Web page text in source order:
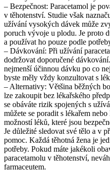
– Bezpečnost: Paracetamol je
v těhotenství. Studie však
užívání vysokých dávek může
poruch vývoje u plodu. Je proto
a používat ho pouze podle
– Dávkování: Při užívání
dodržovat doporučené
nejmenší účinnou dávku po co
byste měly vždy konzultovat s
– Alternativy: Většina běžných
lze zakoupit bez lékařského
se obáváte rizik spojených s
můžete se poradit s lékařem
možností léků, které jsou
Je důležité sledovat své tělo a v
pomoc. Každá těhotná žena je
potřeby. Pokud máte jakékoli
paracetamolu v těhotenství,
farmaceutem.